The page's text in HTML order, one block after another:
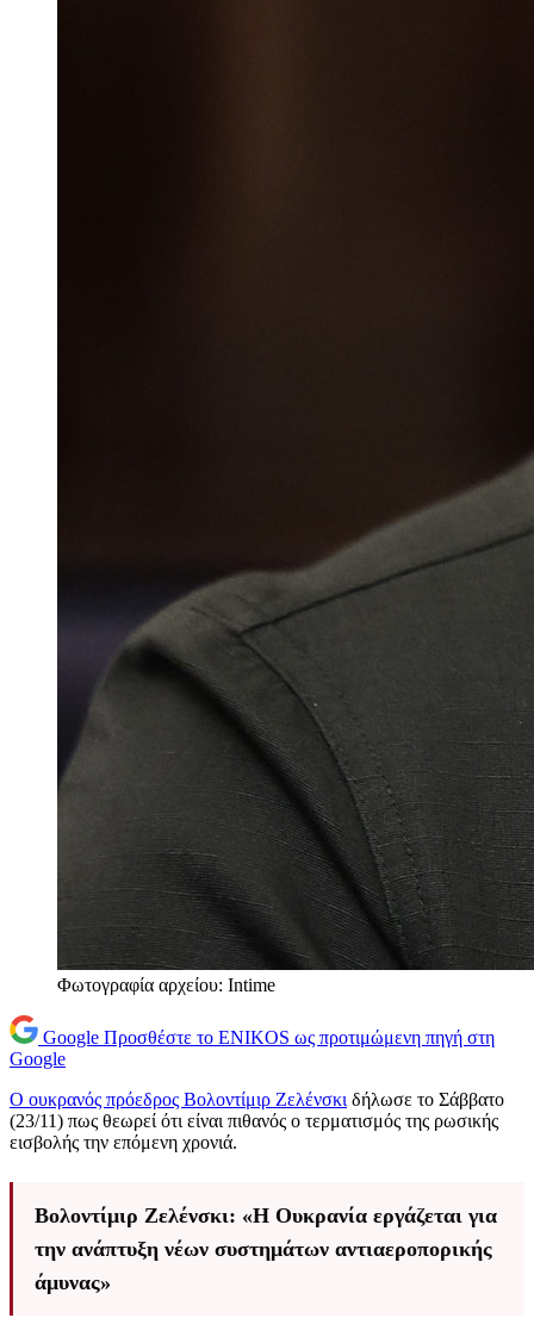
Φωτογραφία αρχείου: Intime
Google Προσθέστε το ENIKOS ως προτιμώμενη πηγή στη
Google
Ο ουκρανός πρόεδρος Βολοντίμιρ Ζελένσκι δήλωσε το Σάββατο
(23/11) πως θεωρεί ότι είναι πιθανός ο τερματισμός της ρωσικής
εισβολής την επόμενη χρονιά.
Βολοντίμιρ Ζελένσκι: «Η Ουκρανία εργάζεται για
την ανάπτυξη νέων συστημάτων αντιαεροπορικής
άμυνας»